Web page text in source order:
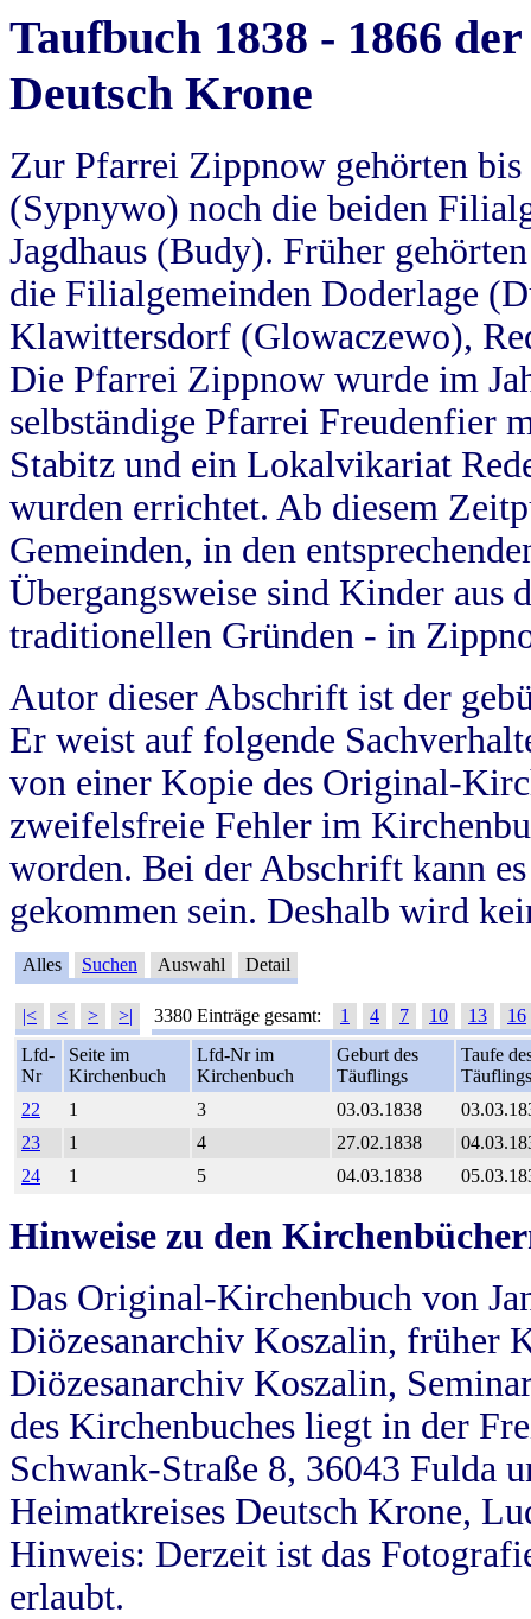
Taufbuch 1838 - 1866
Deutsch Krone
Zur Pfarrei Zippnow gehörten
(Sypnywo) noch die beiden
Jagdhaus (Budy). Früher
die Filialgemeinden Doderlage
Klawittersdorf (Glowaczewo),
Die Pfarrei Zippnow wurde im
selbständige Pfarrei Freudenfier
Stabitz und ein Lokalvikariat
wurden errichtet. Ab diesem
Gemeinden, in den
Übergangsweise sind Kinder aus
traditionellen Gründen - in
Autor dieser Abschrift ist der
Er weist auf folgende
von einer Kopie des Original-
zweifelsfreie Fehler im
worden. Bei der Abschrift kann
gekommen sein. Deshalb wird
Alles Suchen Auswahl Detail
|< < > >| 3380 Einträge gesamt: 1 4 7 10 13
16
Lfd-
Nr
Seite im
Kirchenbuch
Lfd-Nr im
Kirchenbuch
Geburt des
Täuflings
Taufe
Täuflings
22
1 3 03.03.1838
23
1 4 27.02.1838
24
1 5 04.03.1838
Hinweise zu den
Das Original-Kirchenbuch von
Diözesanarchiv Koszalin, früher
Diözesanarchiv Koszalin,
des Kirchenbuches liegt in der
Schwank-Straße 8, 36043 Fulda
Heimatkreises Deutsch Krone,
Hinweis: Derzeit ist das
erlaubt.